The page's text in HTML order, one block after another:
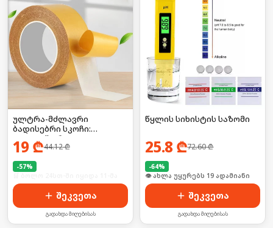
ულტრა-მძლავრი
ბადისებრი სკოჩი:
დააფიქსირე
ხალიჩებიდან დაწყებული,
დამთავრებული! 🦍💥
19 ₾44.12₾
-57%
შეკვეთა
გადახდა მიღებისას
წყლის სიხისტის საზომი
25.8 ₾72.60₾
-64%
🛒 ბოლო 24სთ-ში იყიდა 3-მა
შეკვეთა
გადახდა მიღებისას